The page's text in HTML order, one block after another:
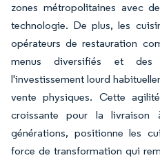
zones métropolitaines avec
technologie. De plus, les
opérateurs de restauration
menus diversifiés et
l'investissement lourd
vente physiques. Cette
croissante pour la livraison
générations, positionne les
force de transformation qui